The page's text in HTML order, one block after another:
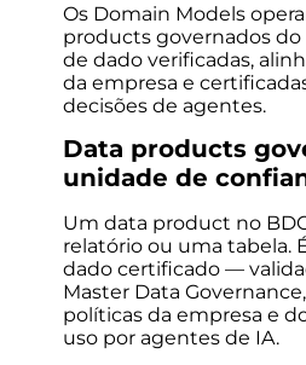
Os Domain Models
products governados
de dado verificadas,
da empresa e
decisões de agentes.
Data products
unidade de
Um data product no
relatório ou uma tabela.
dado certificado —
Master Data
políticas da empresa e
uso por agentes de IA.